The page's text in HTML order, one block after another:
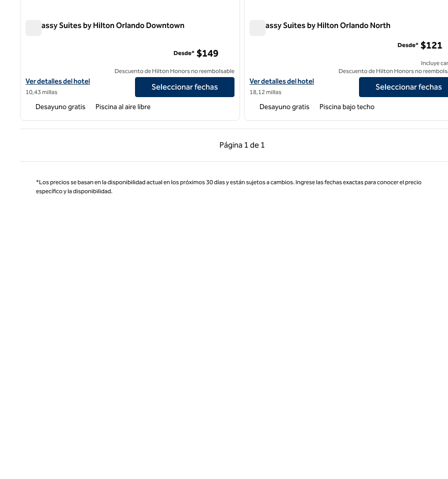
Embassy Suites by Hilton Orlando Downtown
Ver detalles del hotel Embassy Suites by Hilton Orlando Downtown
Ver detalles del hotel
10,43 millas
Desde* $149
Descuento de Hilton Honors no reembolsable
Seleccionar fechas
Desayuno gratis Piscina al aire libre
Embassy Suites by Hilton Orlando North
Ver detalles del hotel Embassy Suites by Hilton Orlando North
Ver detalles del hotel
18,12 millas
Desde* $121
Incluye
Descuento de Hilton Honors no
Seleccionar fechas
Desayuno gratis Piscina bajo techo
Página 1 de 1
Página anterior, 1 de 1
Página 1 de 1
*Los precios se basan en la disponibilidad actual en los próximos 30 días y están sujetos a cambios. Ingrese las fechas exactas para conocer el precio
específico y la disponibilidad.